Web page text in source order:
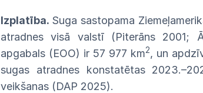
Izplatība. Suga sastopama
atradnes visā valstī (Piterāns 2001;
apgabals (EOO) ir 57 977 km2, un
sugas atradnes konstatētas
veikšanas (DAP 2025).